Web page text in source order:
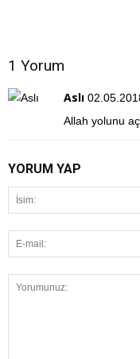
1 Yorum
Aslı
Allah yolunu
YORUM YAP